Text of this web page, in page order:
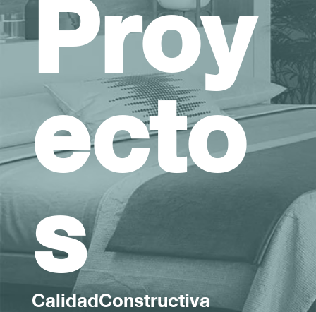
Proy
ecto
s
CalidadConstructiva